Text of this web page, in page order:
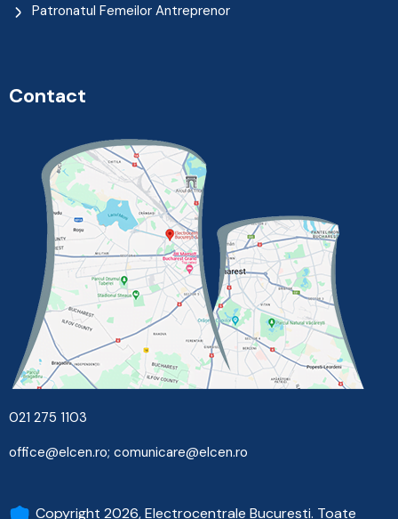
Patronatul Femeilor Antreprenor
Contact
021 275 1103
office@elcen.ro; comunicare@elcen.ro
Copyright 2026, Electrocentrale Bucuresti. Toate